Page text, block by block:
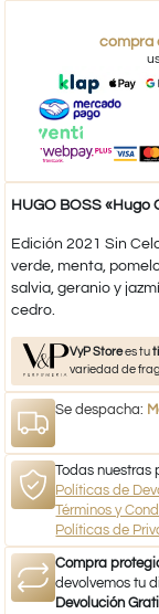
compra
HUGO BOSS «Hugo
Edición 2021 Sin
verde, menta,
salvia, geranio y
cedro.
VyP Storees tu
variedad de
Se despacha:
Todas nuestras
Políticas de
Términos y
Políticas de
Compra
devolvemos tu
Devolución